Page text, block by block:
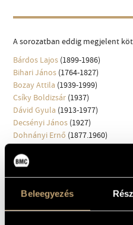
Beleegyezés
A sorozatban eddig megjelent
Bárdos Lajos (1899-1986)
Bihari János (1764-1827)
Bozay Attila (1939-1999)
Csíky Boldizsár (1937)
Dávid Gyula (1913-1977)
Decsényi János (1927)
Dohnányi Ernő (1877.1960)
Dubrovay László(1943)
Durkó Zsolt
Fusz János(1777-1819)
Gárdonyi Zoltán(1906-1986)